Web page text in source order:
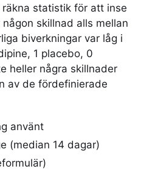
statistik för att inse
skillnad alls mellan
biverkningar var låg i
1 placebo, 0
heller några skillnader
av de fördefinierade
använt
(median 14 dagar)